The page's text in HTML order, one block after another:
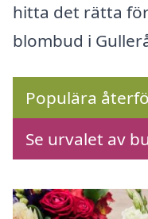
hitta det rätta
blombud i
Populära
Se urvalet av